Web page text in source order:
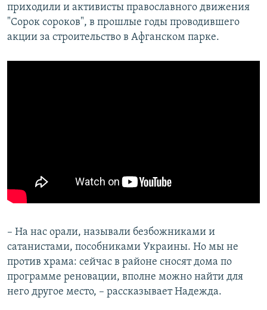
приходили и активисты православного движения
"Сорок сороков", в прошлые годы проводившего
акции за строительство в Афганском парке.
– На нас орали, называли безбожниками и
сатанистами, пособниками Украины. Но мы не
против храма: сейчас в районе сносят дома по
программе реновации, вполне можно найти для
него другое место, – рассказывает Надежда.